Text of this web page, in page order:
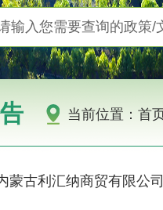
当前位置： 首
蒙古利汇纳商贸有限公